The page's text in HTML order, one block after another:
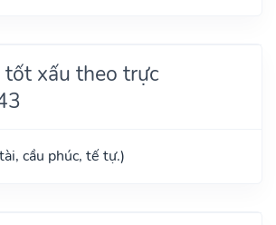
tốt xấu theo trực
cầu phúc, tế tự.)